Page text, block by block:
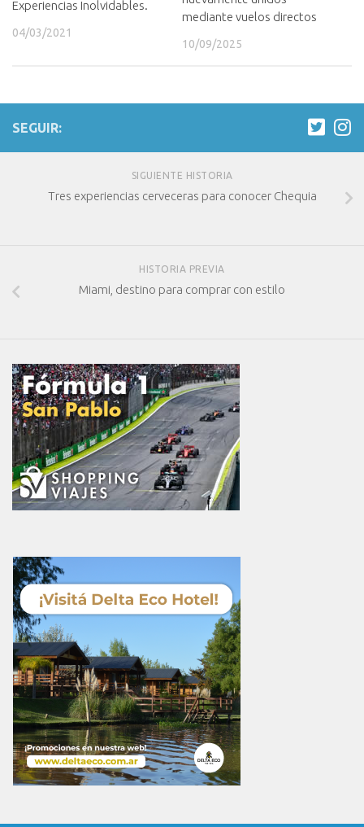
Experiencias Inolvidables.
04/03/2021
mediante vuelos directos
10/09/2025
SEGUIR:
SIGUIENTE HISTORIA
Tres experiencias cerveceras para conocer Chequia
HISTORIA PREVIA
Miami, destino para comprar con estilo